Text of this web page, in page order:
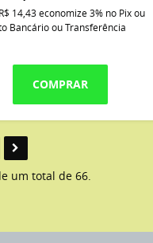
R$ 14,43economize3% no Pix ou
Bancário ou Transferência
COMPRAR
um total de 66.